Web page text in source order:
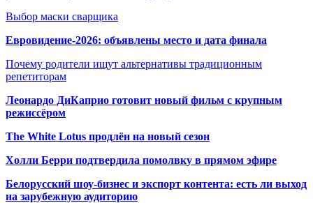
Выбор маски сварщика
Евровидение-2026: объявлены место и дата финала
Почему родители ищут альтернативы традиционным
репетиторам
Леонардо ДиКаприо готовит новый фильм с крупным
режиссёром
The White Lotus продлён на новый сезон
Холли Берри подтвердила помолвку в прямом эфире
Белорусский шоу-бизнес и экспорт контента: есть ли выход
на зарубежную аудиторию